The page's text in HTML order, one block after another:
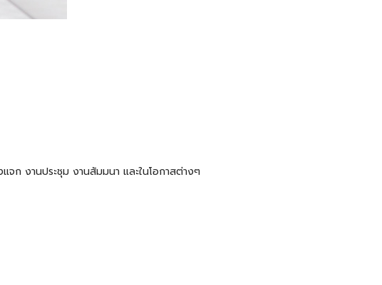
ก งานประชุม งานสัมมนา และในโอกาสต่างๆ